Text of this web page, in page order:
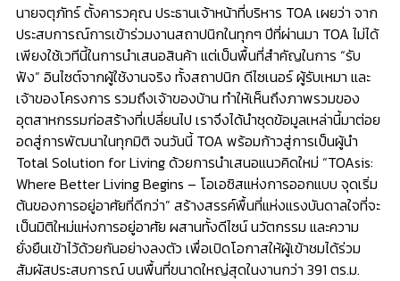
นายจตุภัทร์ ตั้งคารวคุณ ประธานเจ้าหน้าที่บริหาร TOA เผยว่า จาก
ประสบการณ์การเข้าร่วมงานสถาปนิกในทุกๆ ปีที่ผ่านมา TOA ไม่ได้
เพียงใช้เวทีนี้ในการนำเสนอสินค้า แต่เป็นพื้นที่สำคัญในการ “รับ
ฟัง” อินไซต์จากผู้ใช้งานจริง ทั้งสถาปนิก ดีไซเนอร์ ผู้รับเหมา และ
เจ้าของโครงการ รวมถึงเจ้าของบ้าน ทำให้เห็นถึงภาพรวมของ
อุตสาหกรรมก่อสร้างที่เปลี่ยนไป เราจึงได้นำชุดข้อมูลเหล่านี้มาต่อย
อดสู่การพัฒนาในทุกมิติ จนวันนี้ TOA พร้อมก้าวสู่การเป็นผู้นำ
Total Solution for Living ด้วยการนำเสนอแนวคิดใหม่ “TOAsis:
Where Better Living Begins – โอเอซิสแห่งการออกแบบ จุดเริ่ม
ต้นของการอยู่อาศัยที่ดีกว่า” สร้างสรรค์พื้นที่แห่งแรงบันดาลใจที่จะ
เป็นมิติใหม่แห่งการอยู่อาศัย ผสานทั้งดีไซน์ นวัตกรรม และความ
ยั่งยืนเข้าไว้ด้วยกันอย่างลงตัว เพื่อเปิดโอกาสให้ผู้เข้าชมได้ร่วม
สัมผัสประสบการณ์ บนพื้นที่ขนาดใหญ่สุดในงานกว่า 391 ตร.ม.